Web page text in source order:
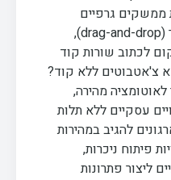
ממשקים גרפיים
אינטואיטיביים, גרירה ושחרור (drag-and-drop),
לכתוב שורות קוד
צ'אטבוטים ללא קוד?
מהירה,
עסקיים ללא תלות
להגיב במהירות
פיתוח ניכרות,
ליצור פתרונות